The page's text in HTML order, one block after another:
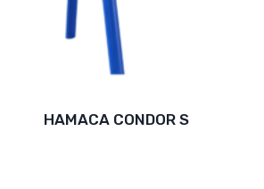
HAMACA CONDOR S